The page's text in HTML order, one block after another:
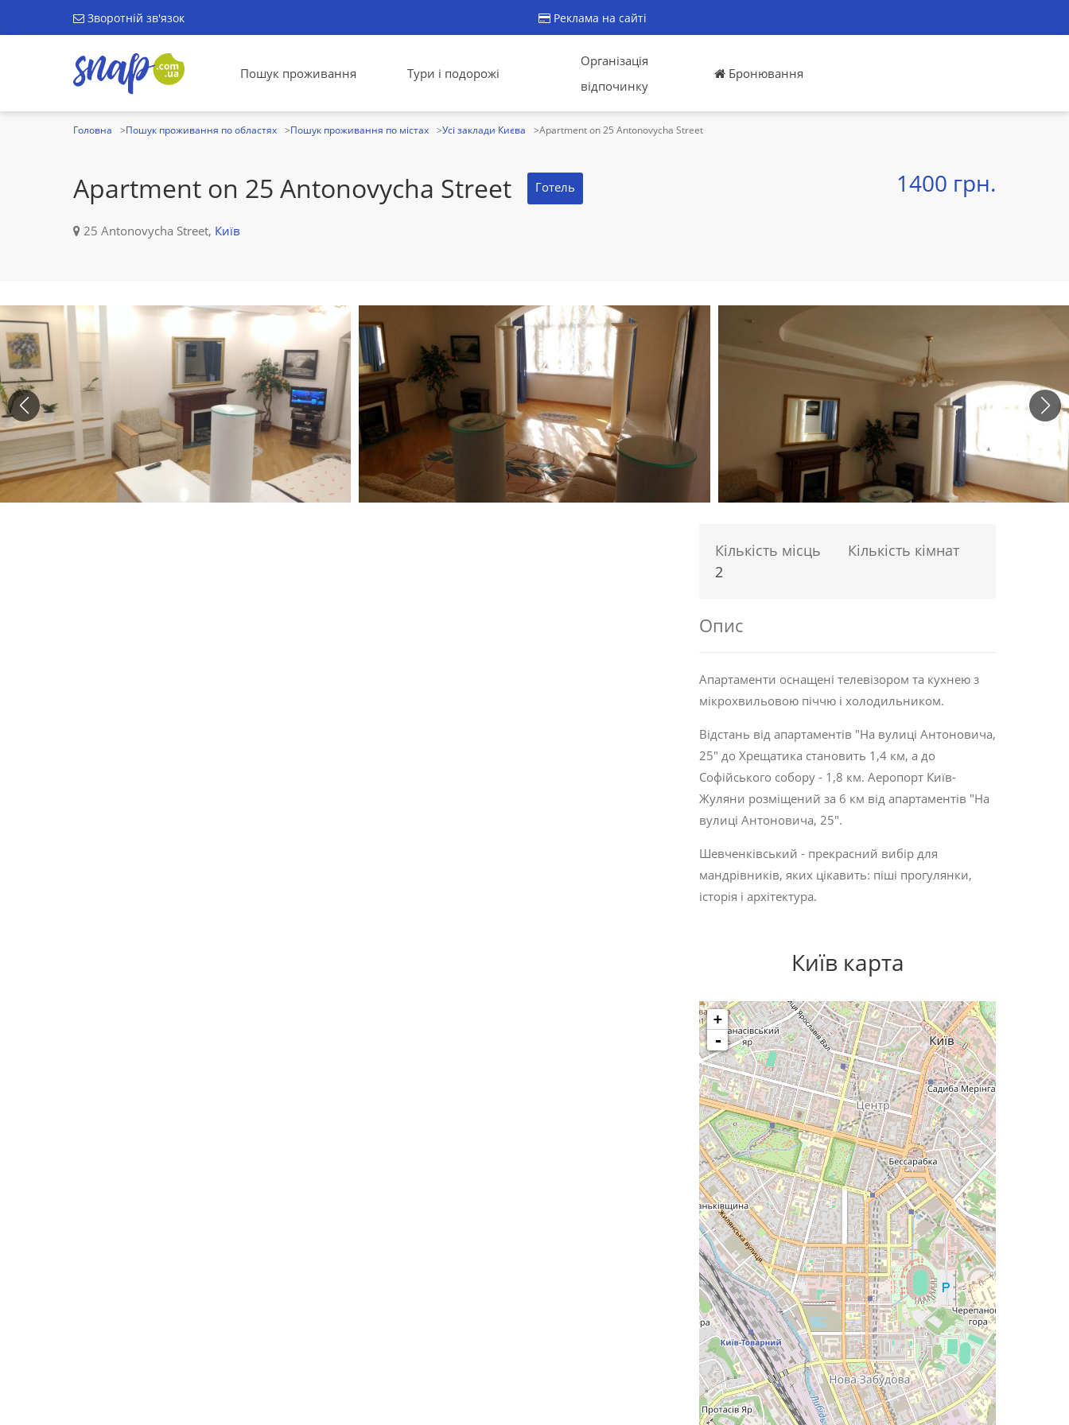
Зворотній зв'язок Реклама на сайті
Пошук проживання Тури і подорожі
Організація
відпочинку
Бронювання
Головна Пошук проживання по областях Пошук проживання по містах Усі заклади Києва Apartment on 25 Antonovycha Street
Apartment on 25 Antonovycha Street Готель 1400 грн.
25 Antonovycha Street, Київ
Кількість місць
2
Кількість кімнат
Опис
Апартаменти оснащені телевізором та кухнею з
мікрохвильовою піччю і холодильником.
Відстань від апартаментів "На вулиці Антоновича,
25" до Хрещатика становить 1,4 км, а до
Софійського собору - 1,8 км. Аеропорт Київ-
Жуляни розміщений за 6 км від апартаментів "На
вулиці Антоновича, 25".
Шевченківський - прекрасний вибір для
мандрівників, яких цікавить: піші прогулянки,
історія і архітектура.
Київ карта
+
-